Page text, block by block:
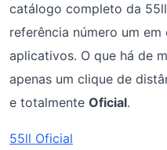
catálogo completo da
referência número um
aplicativos. O que há de
apenas um clique de
e totalmente Oficial.
55ll Oficial